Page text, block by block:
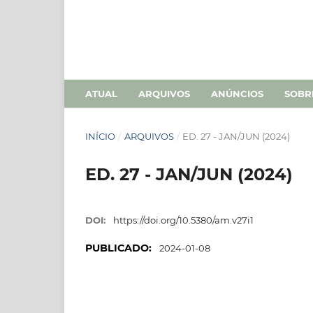
ATUAL ARQUIVOS ANÚNCIOS
INÍCIO / ARQUIVOS / ED. 27 - JAN/JUN (2024)
ED. 27 - JAN/JUN (2024)
DOI: https://doi.org/10.5380/am.v27i1
PUBLICADO: 2024-01-08